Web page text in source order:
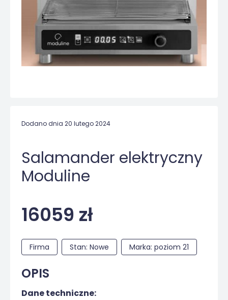
Dodano dnia 20 lutego 2024
Salamander elektryczny
Moduline
16059 zł
Firma Stan: Nowe Marka: poziom 21
OPIS
Dane techniczne: